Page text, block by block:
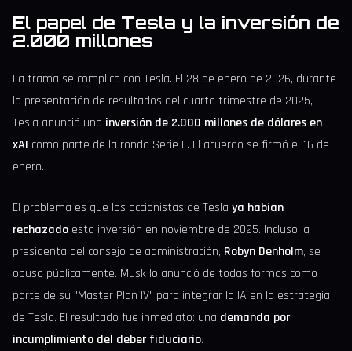
El papel de Tesla y la inversión de
2.000 millones
La trama se complica con Tesla. El 28 de enero de 2026, durante
la presentación de resultados del cuarto trimestre de 2025,
Tesla anunció una inversión de 2.000 millones de dólares en
xAI como parte de la ronda Serie E. El acuerdo se firmó el 16 de
enero.
El problema es que los accionistas de Tesla ya habían
rechazado esta inversión en noviembre de 2025. Incluso la
presidenta del consejo de administración, Robyn Denholm, se
opuso públicamente. Musk lo anunció de todas formas como
parte de su "Master Plan IV" para integrar la IA en la estrategia
de Tesla. El resultado fue inmediato: una demanda por
incumplimiento del deber fiduciario.